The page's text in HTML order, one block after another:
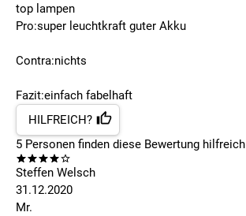
top lampen
Pro:super leuchtkraft guter Akku
Contra:nichts
Fazit:einfach fabelhaft
HILFREICH?
5 Personen finden diese Bewertung hilfreich
Steffen Welsch
31.12.2020
Mr.